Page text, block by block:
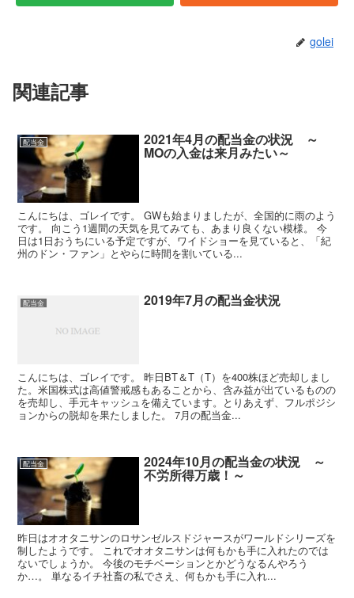
golei
関連記事
配当金 2021年4月の配当金の状況 ～
MOの入金は来月みたい～
こんにちは、ゴレイです。 GWも始まりましたが、全国的に雨のよう
です。 向こう1週間の天気を見てみても、あまり良くない模様。 今
日は1日おうちにいる予定ですが、ワイドショーを見ていると、「紀
州のドン・ファン」とやらに時間を割いている...
配当金 2019年7月の配当金状況
こんにちは、ゴレイです。 昨日BT＆T（T）を400株ほど売却しまし
た。米国株式は高値警戒感もあることから、含み益が出ているものの
を売却し、手元キャッシュを備えています。とりあえず、フルポジシ
ョンからの脱却を果たしました。 7月の配当金...
配当金 2024年10月の配当金の状況 ～
不労所得万歳！～
昨日はオオタニサンのロサンゼルスドジャースがワールドシリーズを
制したようです。 これでオオタニサンは何もかも手に入れたのでは
ないでしょうか。 今後のモチベーションとかどうなるんやろう
か…。 単なるイチ社畜の私でさえ、何もかも手に入れ...